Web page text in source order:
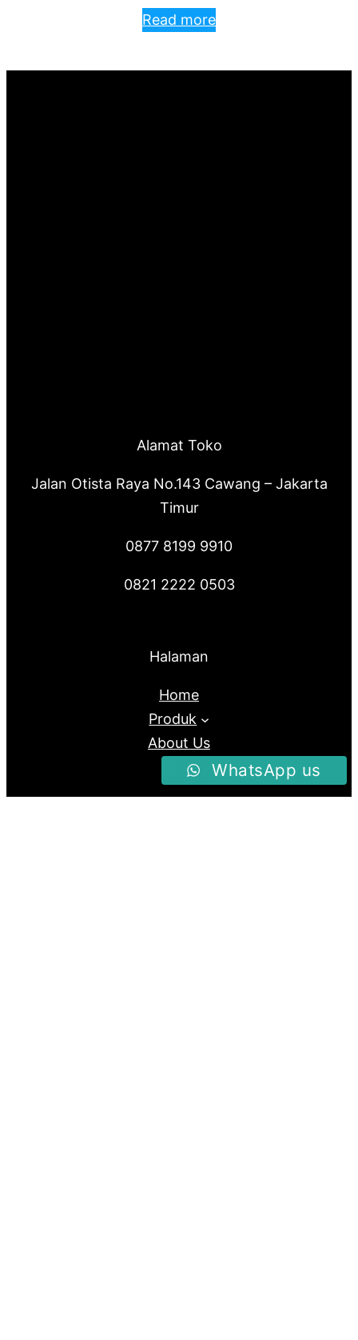
Read more
Alamat Toko
Jalan Otista Raya No.143 Cawang – Jakarta
Timur
0877 8199 9910
0821 2222 0503
Halaman
Home
Produk
About Us
Blog
WhatsApp us